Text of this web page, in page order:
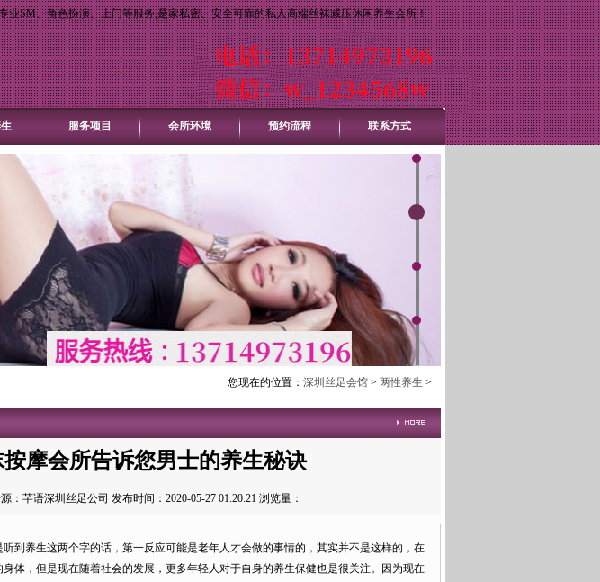
SM、角色扮演、上门等服务,是家私密、安全可靠的私人高端丝袜减压休闲养生会所！
服务项目 会所环境 预约流程 联系方式
您现在的位置： 深圳丝足会馆 > 两性养生 >
摩会所告诉您男士的养生秘诀
作者：思丝佬 来源：芊语深圳丝足公司 发布时间：2020-05-27 01:20:21 浏览量：
到养生这两个字的话，第一反应可能是老年人才会做的事情的，其实并不是这样的，在
体，但是现在随着社会的发展，更多年轻人对于自身的养生保健也是很关注。因为现在